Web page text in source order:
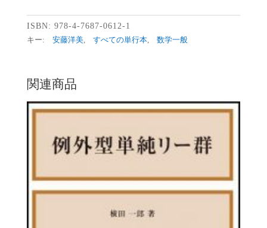
ISBN: 978-4-7687-0612-1
キー: 安藤洋美, すべての単行本, 数学一般
関連商品